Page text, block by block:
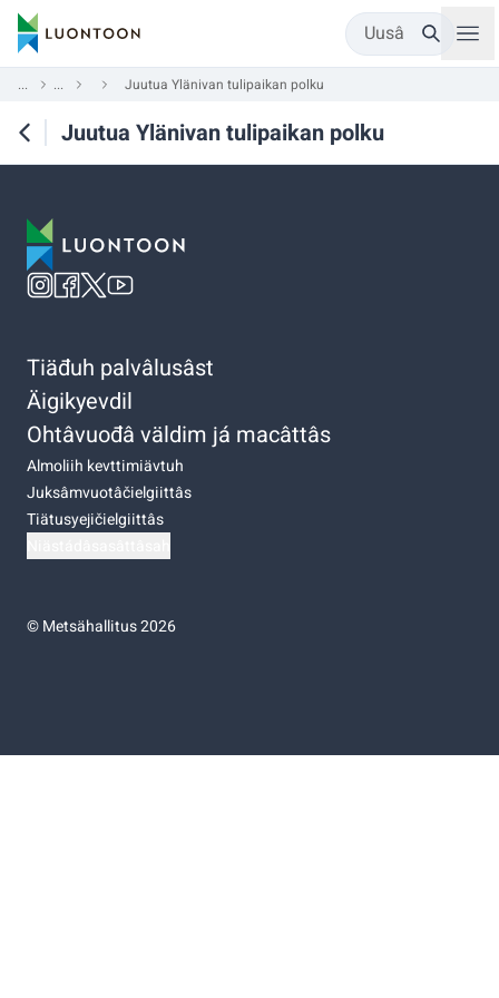
Uusâ
... ... Juutua Ylänivan tulipaikan polku
Juutua Ylänivan tulipaikan polku
Tiäđuh palvâlusâst
Äigikyevdil
Ohtâvuođâ väldim já macâttâs
Almoliih kevttimiävtuh
Juksâmvuotâčielgiittâs
Tiätusyejičielgiittâs
©Metsähallitus 2026